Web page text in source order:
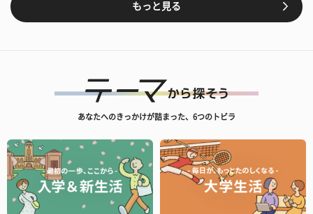
もっと見る
あなたへのきっかけが詰まった、6つのトビラ